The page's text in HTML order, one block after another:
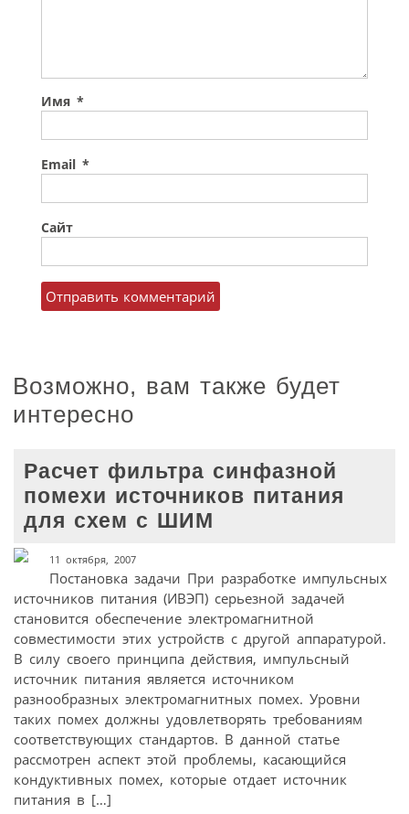
Имя *
Email *
Сайт
Возможно, вам также будет
интересно
Расчет фильтра синфазной
помехи источников питания
для схем с ШИМ
11 октября, 2007
Постановка задачи При разработке импульсных
источников питания (ИВЭП) серьезной задачей
становится обеспечение электромагнитной
совместимости этих устройств с другой аппаратурой.
В силу своего принципа действия, импульсный
источник питания является источником
разнообразных электромагнитных помех. Уровни
таких помех должны удовлетворять требованиям
соответствующих стандартов. В данной статье
рассмотрен аспект этой проблемы, касающийся
кондуктивных помех, которые отдает источник
питания в […]